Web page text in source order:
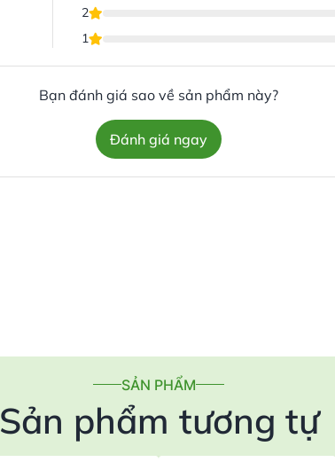
2
1
Bạn đánh giá sao về sản phẩm này?
Đánh giá ngay
SẢN PHẨM
Sản phẩm tương tự